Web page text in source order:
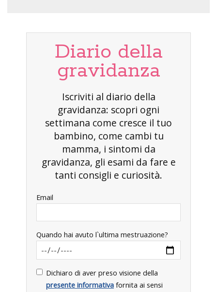
Diario della
gravidanza
Iscriviti al diario della
gravidanza: scopri ogni
settimana come cresce il tuo
bambino, come cambi tu
mamma, i sintomi da
gravidanza, gli esami da fare e
tanti consigli e curiosità.
Email
Quando hai avuto l`ultima mestruazione?
Dichiaro di aver preso visione della
presente informativa fornita ai sensi